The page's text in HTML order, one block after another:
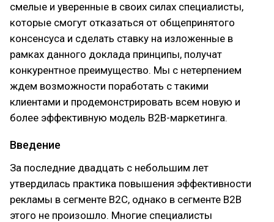
смелые и уверенные в своих силах специалисты,
которые смогут отказаться от общепринятого
консенсуса и сделать ставку на изложенные в
рамках данного доклада принципы, получат
конкурентное преимущество. Мы с нетерпением
ждем возможности поработать с такими
клиентами и продемонстрировать всем новую и
более эффективную модель В2В-маркетинга.
Введение
За последние двадцать с небольшим лет
утвердилась практика повышения эффективности
рекламы в сегменте В2С, однако в сегменте В2В
этого не произошло. Многие специалисты